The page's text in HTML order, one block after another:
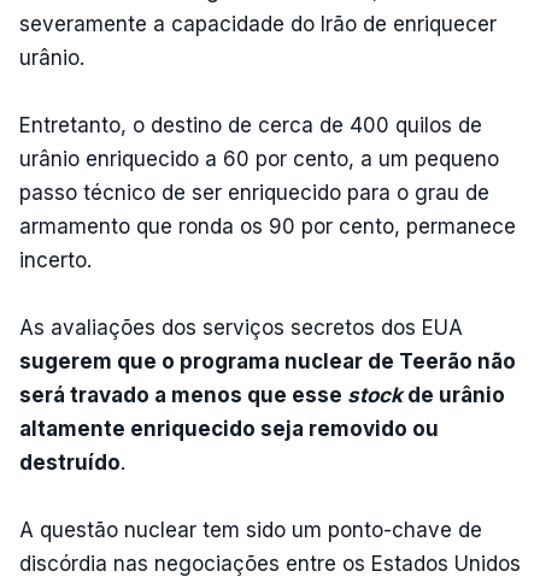
severamente a capacidade do Irão de enriquecer
urânio.
Entretanto, o destino de cerca de 400 quilos de
urânio enriquecido a 60 por cento, a um pequeno
passo técnico de ser enriquecido para o grau de
armamento que ronda os 90 por cento, permanece
incerto.
As avaliações dos serviços secretos dos EUA
sugerem que o programa nuclear de Teerão não
será travado a menos que esse stockde urânio
altamente enriquecido seja removido ou
destruído.
A questão nuclear tem sido um ponto-chave de
discórdia nas negociações entre os Estados Unidos